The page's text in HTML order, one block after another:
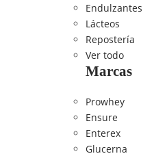
Endulzantes
Lácteos
Repostería
Ver todo
Marcas
Prowhey
Ensure
Enterex
Glucerna